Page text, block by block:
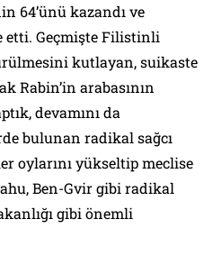
64’ünü kazandı ve
etti. Geçmişte Filistinli
kutlayan, suikaste
Rabin’in arabasının
devamını da
bulunan radikal sağcı
oylarını yükseltip meclise
Ben-Gvir gibi radikal
gibi önemli